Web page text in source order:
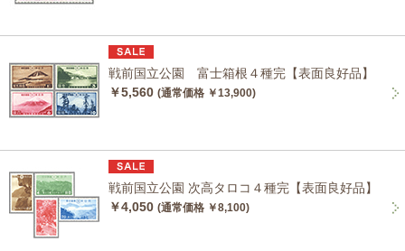
戦前国立公園 富士箱根４種完【表面良好品】
￥5,560 (通常価格 ￥13,900)
戦前国立公園 次高タロコ４種完【表面良好品】
￥4,050 (通常価格 ￥8,100)